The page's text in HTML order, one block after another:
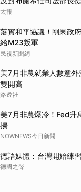
太報
落實和平協議！剛果政
給M23叛軍
民視新聞網
美7月非農就業人數意
雙開高
路透社
美7月非農爆冷！Fed
揚
NOWNEWS今日新聞
德語媒體：台灣開始練
德國之聲